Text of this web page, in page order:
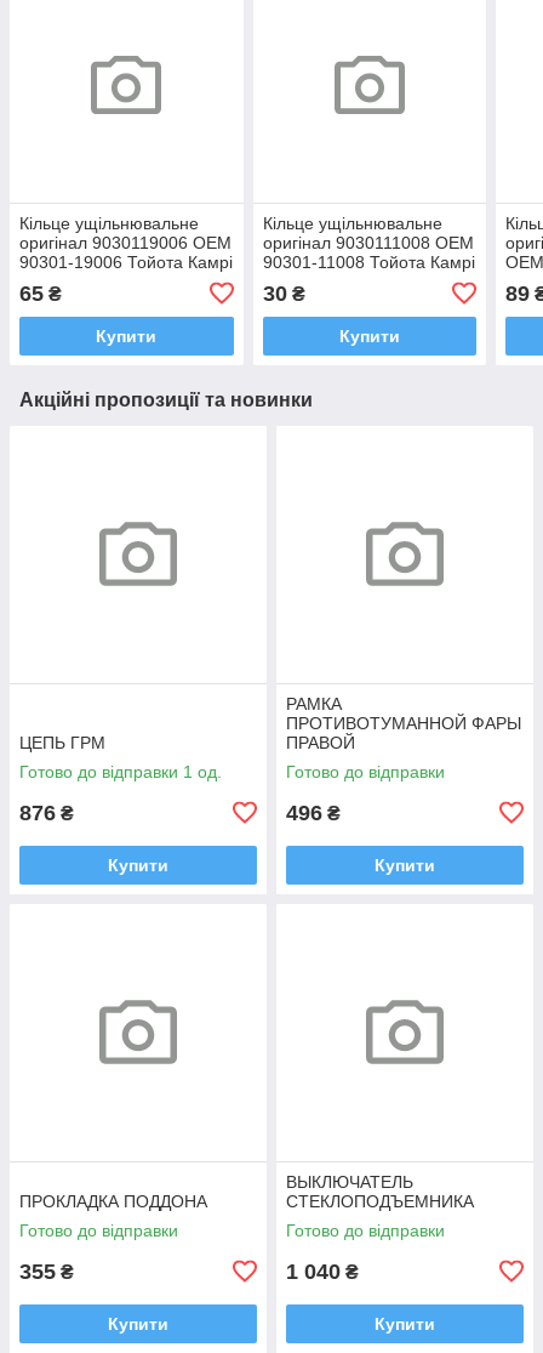
Кільце ущільнювальне
оригінал 9030119006 OEM
90301-19006 Тойота Камрі
Крузер 2000-
65 ₴
Купити
Кільце ущільнювальне
оригінал 9030111008 OEM
90301-11008 Тойота Камрі
Крузер 2000-
30₴
Купити
89
Акційні пропозиції та новинки
ЦЕПЬ ГРМ
Готово до відправки 1 од.
876 ₴
Купити
РАМКА
ПРОТИВОТУМАННОЙ ФАРЫ
ПРАВОЙ
Готово до відправки
496 ₴
Купити
ПРОКЛАДКА ПОДДОНА
Готово до відправки
355 ₴
Купити
ВЫКЛЮЧАТЕЛЬ
СТЕКЛОПОДЪЕМНИКА
Готово до відправки
1 040 ₴
Купити